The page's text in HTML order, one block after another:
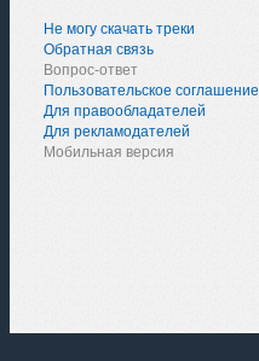
Не могу скачать треки
Обратная связь
Вопрос-ответ
Пользовательское соглашение
Для правообладателей
Для рекламодателей
Мобильная версия